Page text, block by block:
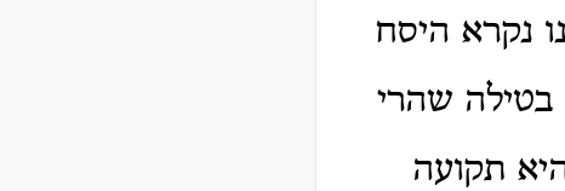
נקרא היסח
שהרי
תקועה